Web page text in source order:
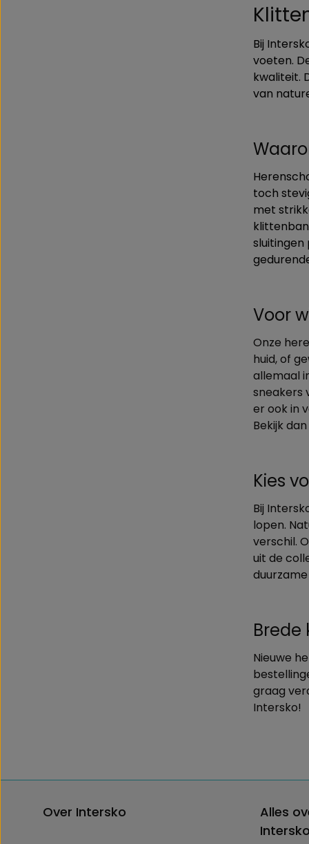
Bij
voeten.
kwaliteit.
van
toch
met
sluitingen
Voor
Onze
huid, of
allemaal
sneakers
er ook in
Bekijk
Kies
Bij
lopen.
verschil.
uit de
Nieuwe
graag
Intersko!
Over Intersko
Alles
Intersko